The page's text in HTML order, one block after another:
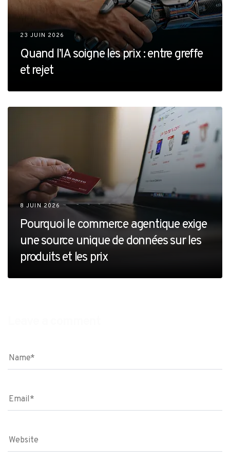
23 JUIN 2026
Quand l’IA soigne les prix : entre greffe
et rejet
8 JUIN 2026
Pourquoi le commerce agentique exige
une source unique de données sur les
produits et les prix